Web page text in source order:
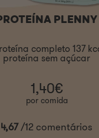
PLENNY
completo 137
proteína sem açúcar
1,40€
por comida
4,67/12 comentários